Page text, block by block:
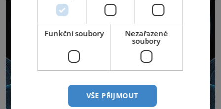
Funkční soubory
Nezařazené
soubory
VŠE PŘIJMOUT